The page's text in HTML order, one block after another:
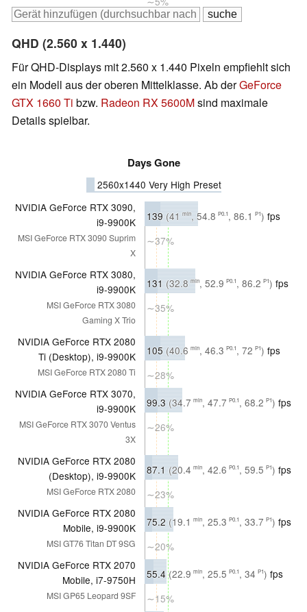
QHD (2.560 x 1.440)
Für QHD-Displays mit 2.560 x 1.440 Pixeln empfiehlt sich
ein Modell aus der oberen Mittelklasse. Ab derGeForce
GTX 1660 Ti bzw. Radeon RX 5600Msind maximale
Details spielbar.
Days Gone
2560x1440 Very High Preset
NVIDIA GeForce RTX 3090,
i9-9900K
MSI GeForce RTX 3090 Suprim
X
139(41 min, 54.8 P0.1, 86.1 P1) fps
∼37%
NVIDIA GeForce RTX 3080,
i9-9900K
MSI GeForce RTX 3080
Gaming X Trio
131(32.8 min, 52.9 P0.1, 86.2 P1) fps
∼35%
NVIDIA GeForce RTX 2080
Ti (Desktop), i9-9900K
MSI GeForce RTX 2080 Ti
105(40.6 min, 46.3 P0.1, 72 P1) fps
∼28%
NVIDIA GeForce RTX 3070,
i9-9900K
MSI GeForce RTX 3070 Ventus
3X
99.3(34.7 min, 47.7 P0.1, 68.2 P1) fps
∼26%
NVIDIA GeForce RTX 2080
(Desktop), i9-9900K
MSI GeForce RTX 2080
87.1(20.4 min, 42.6 P0.1, 59.5 P1) fps
∼23%
NVIDIA GeForce RTX 2080
Mobile, i9-9900K
MSI GT76 Titan DT 9SG
75.2(19.1 min, 25.3 P0.1, 33.7 P1) fps
∼20%
NVIDIA GeForce RTX 2070
Mobile, i7-9750H
MSI GP65 Leopard 9SF
55.4(22.9 min, 25.5 P0.1, 34 P1) fps
∼15%